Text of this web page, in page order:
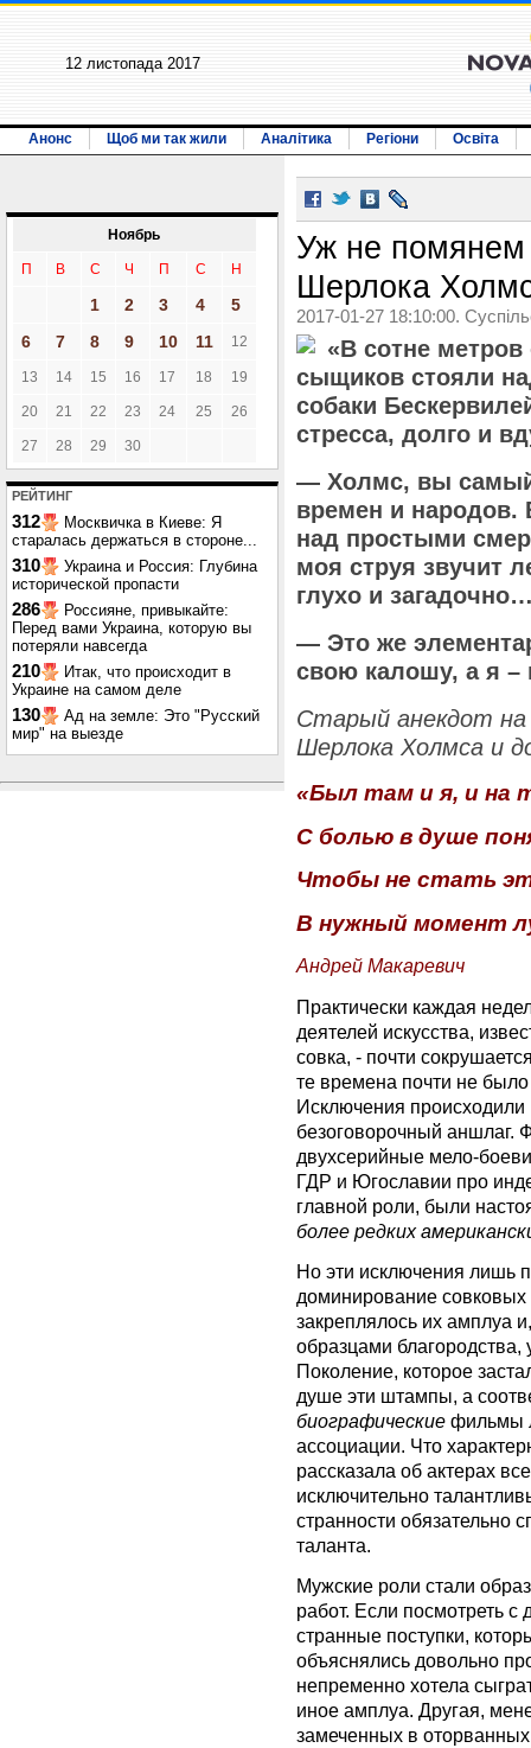
12 листопада 2017
Анонс Щоб ми так жили Аналітика Регіони Освіта
Ноябрь
П В С Ч П С Н
1 2 3 4
5
6
7 8 9 10 11 12
13 14 15 16 17 18 19
20 21 22 23 24 25 26
27 28 29 30
РЕЙТИНГ
312
Москвичка в Киеве: Я
старалась держаться в стороне...
310
Украина и Россия: Глубина
исторической пропасти
286
Россияне, привыкайте:
Перед вами Украина, которую вы
потеряли навсегда
210
Итак, что происходит в
Украине на самом деле
130
Ад на земле: Это "Русский
мир" на выезде
Уж не помянем
Шерлока
2017-01-27 18:10:00.
«В сотне
сыщиков стояли
собаки
стресса, долго и
— Холмс, вы
времен и
над простыми
моя струя звучит
глухо и
— Это же
свою калошу, а я
Старый анекдот
Шерлока Холмса и
«Был там и я, и на
С болью в душе
Чтобы не стать
В нужный момент
Андрей Макаревич
Практически каждая
деятелей искусства,
совка, - почти
те времена почти не было
Исключения
безоговорочный аншлаг.
двухсерийные мело-
ГДР и Югославии про
главной роли, были
более редких
Но эти исключения лишь
доминирование
закреплялось их амплуа
образцами
Поколение, которое
душе эти штампы, а
биографические фильмы
ассоциации. Что
рассказала об актерах
исключительно
странности обязательно
таланта.
Мужские роли стали
работ. Если посмотреть с
странные поступки,
объяснялись довольно
непременно хотела
иное амплуа. Другая,
замеченных в